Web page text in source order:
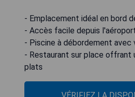
- Emplacement idéal en bord
- Accès facile depuis
- Piscine à débordement avec
- Restaurant sur place offrant
plats
VÉRIFIEZ LA